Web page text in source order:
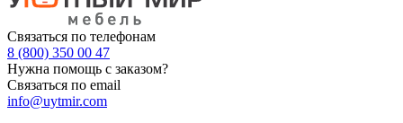
Связаться по телефонам
8 (800) 350 00 47
Нужна помощь с заказом?
Связаться по email
info@uytmir.com